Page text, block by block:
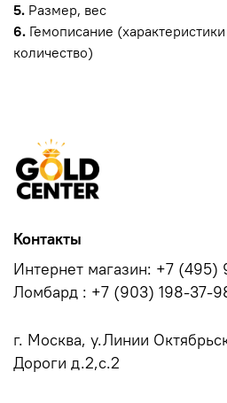
5. Размер, вес
6. Гемописание
количество)
Контакты
Интернет магазин: +7 (495)
Ломбард : +7 (903) 198-37-
г. Москва, у.Линии
Дороги д.2,с.2